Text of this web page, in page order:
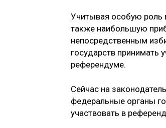
Учитывая особую роль
также наибольшую
непосредственным
государств принимать
референдуме.
Сейчас на
федеральные органы
участвовать в